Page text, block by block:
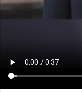
电力市场迎来大动
驻马店市加快构